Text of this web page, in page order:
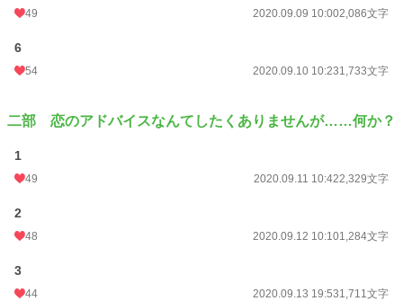
49 2020.09.09 10:002,086文字
6
54 2020.09.10 10:231,733文字
二部 恋のアドバイスなんてしたくありませんが……何か？
1
49 2020.09.11 10:422,329文字
2
48 2020.09.12 10:101,284文字
3
44 2020.09.13 19:531,711文字